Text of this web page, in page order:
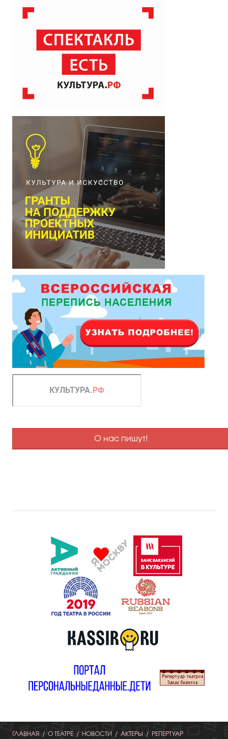
О нас пишут!
ГЛАВНАЯ О ТЕАТРЕ НОВОСТИ АКТЕРЫ РЕПЕРТУАР